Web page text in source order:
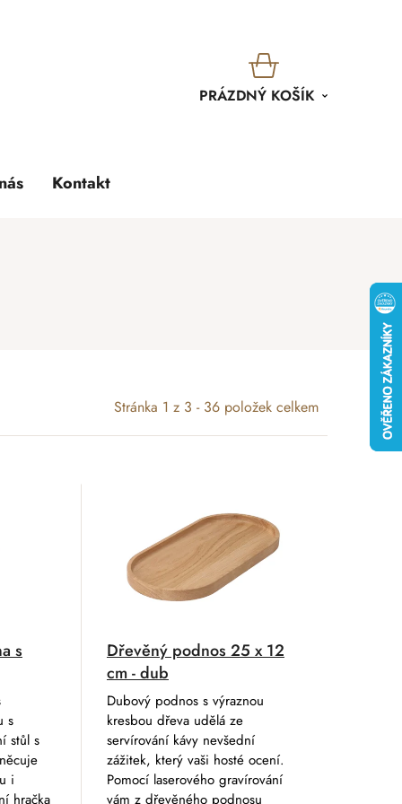
KOŠÍK
PRÁZDNÝ KOŠÍK
Kontakt
Stránka 1 z 3 - 36 položek celkem
s
s
stůl s
i
hračka
Dřevěný podnos 25 x 12
cm - dub
Dubový podnos s výraznou
kresbou dřeva udělá ze
servírování kávy nevšední
zážitek, který vaši hosté ocení.
Pomocí laserového gravírování
vám z dřevěného podnosu